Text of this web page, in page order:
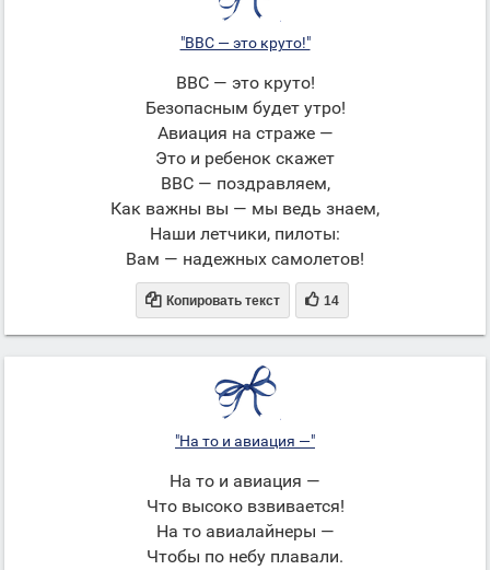
"ВВС — это круто!"
ВВС — это круто!
Безопасным будет утро!
Авиация на страже —
Это и ребенок скажет
ВВС — поздравляем,
Как важны вы — мы ведь знаем,
Наши летчики, пилоты:
Вам — надежных самолетов!
 Копировать текст  14
"На то и авиация —"
На то и авиация —
Что высоко взвивается!
На то авиалайнеры —
Чтобы по небу плавали.